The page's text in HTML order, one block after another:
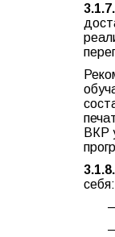
3.1.7.
ВКР
3.1.8.
себя: